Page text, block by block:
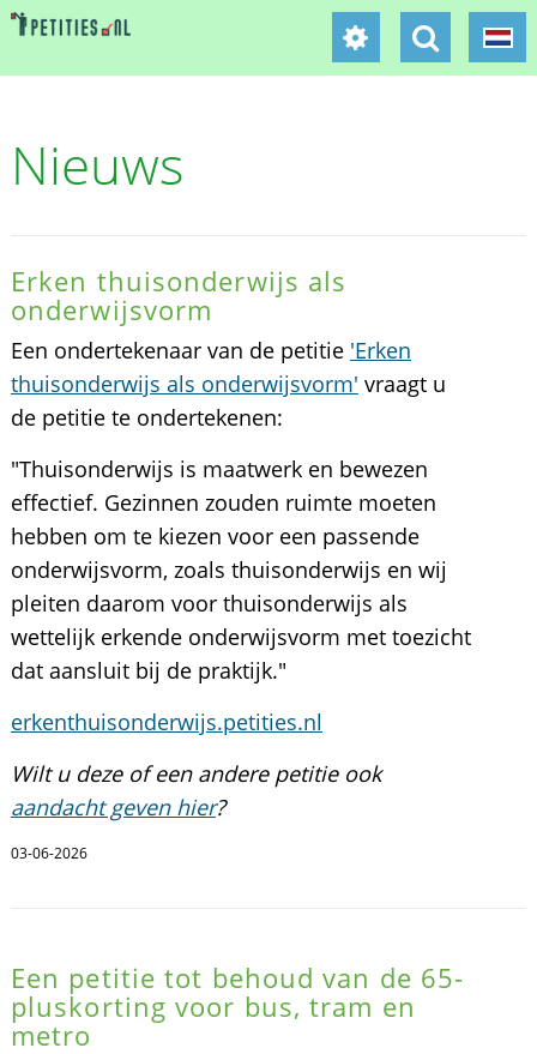
Nieuws
Erken thuisonderwijs als
onderwijsvorm
Een ondertekenaar van de petitie 'Erken
thuisonderwijs als onderwijsvorm' vraagt u
de petitie te ondertekenen:
"Thuisonderwijs is maatwerk en bewezen
effectief. Gezinnen zouden ruimte moeten
hebben om te kiezen voor een passende
onderwijsvorm, zoals thuisonderwijs en wij
pleiten daarom voor thuisonderwijs als
wettelijk erkende onderwijsvorm met toezicht
dat aansluit bij de praktijk."
erkenthuisonderwijs.petities.nl
Wilt u deze of een andere petitie ook
aandacht geven hier?
03-06-2026
Een petitie tot behoud van de 65-
pluskorting voor bus, tram en
metro